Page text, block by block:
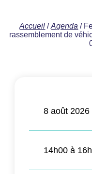
Accueil /Agenda /
rassemblement de
8 août 2026
14h00 à